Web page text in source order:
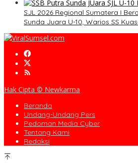
SJL 2026 Regional Sumatera I
Sunda Juara U-10, Warios SS
Hak Cipta © Newkarma
Beranda
Undang-Undang Pers
Pedoman Media Cyber
Tentang Kami
Redaksi